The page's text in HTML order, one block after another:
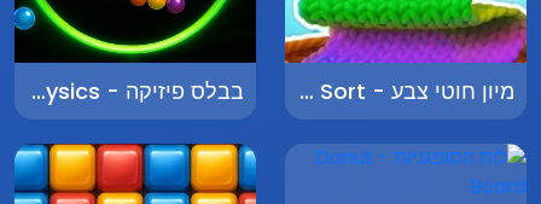
מיון חוטי צבע - Color Yarn Sort בבלס פיזיקה - Bubbles Physics